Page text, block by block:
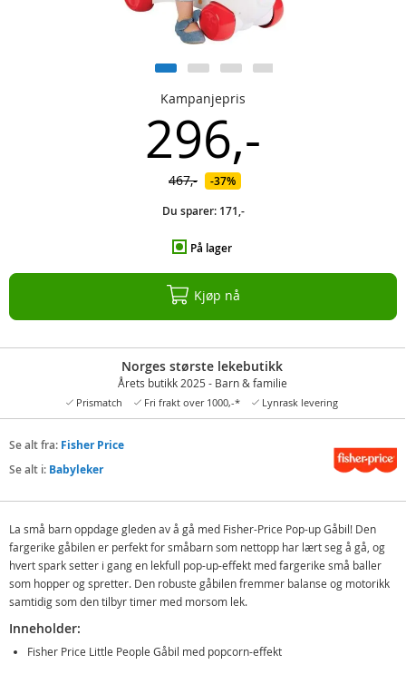
Kampanjepris
296,-
467,-
37%
Du sparer: 171,-
På lager
Kjøp nå
Norges største lekebutikk
Årets butikk 2025 - Barn & familie
Prismatch Fri frakt over 1000,-* Lynrask levering
Se alt fra: Fisher Price
Se alt i: Babyleker
La små barn oppdage gleden av å gå med Fisher-Price Pop-up Gåbil! Den
fargerike gåbilen er perfekt for småbarn som nettopp har lært seg å gå, og
hvert spark setter i gang en lekfull pop-up-effekt med fargerike små baller
som hopper og spretter. Den robuste gåbilen fremmer balanse og motorikk
samtidig som den tilbyr timer med morsom lek.
Inneholder:
Fisher Price Little People Gåbil med popcorn-effekt